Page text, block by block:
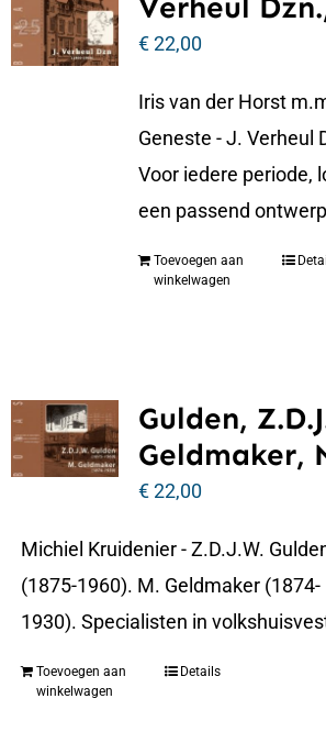
Verheul
€22,00
Iris van der Horst
Geneste - J. Verheul
Voor iedere periode,
een passend ontwerp
Toevoegen aan
winkelwagen
Gulden,
Geldmaker,
€22,00
Michiel Kruidenier - Z.D.J.W.
(1875-1960). M. Geldmaker (1874-
1930). Specialisten in
Toevoegen aan
winkelwagen
Details